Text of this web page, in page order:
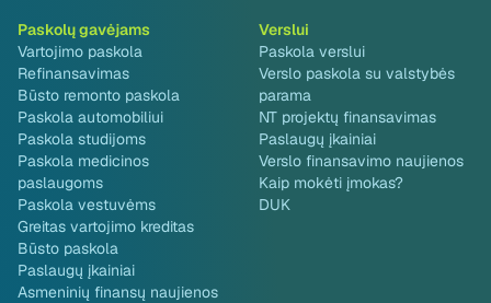
Paskolų gavėjams
Vartojimo paskola
Refinansavimas
Būsto remonto paskola
Paskola automobiliui
Paskola studijoms
Paskola medicinos
paslaugoms
Paskola vestuvėms
Greitas vartojimo kreditas
Būsto paskola
Paslaugų įkainiai
Asmeninių finansų naujienos
Verslui
Paskola verslui
Verslo paskola su valstybės
parama
NT projektų finansavimas
Paslaugų įkainiai
Verslo finansavimo naujienos
Kaip mokėti įmokas?
DUK